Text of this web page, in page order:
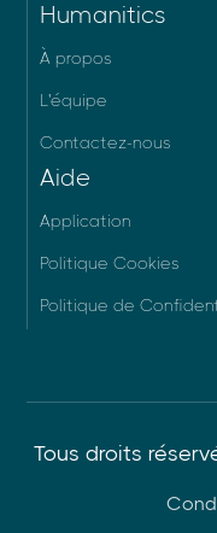
Humanitics
À propos
L'équipe
Contactez-nous
Aide
Application
Politique Cookies
Politique de
Tous droits